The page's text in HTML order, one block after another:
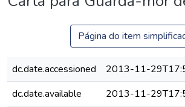
Estatísticas
Página do item
dc.date.accessioned
2013-11-
dc.date.available
2013-11-